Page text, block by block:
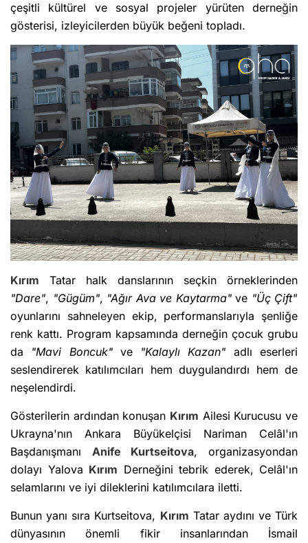
çeşitli kültürel ve sosyal projeler yürüten derneğin
gösterisi, izleyicilerden büyük beğeni topladı.
Kırım Tatar halk danslarının seçkin örneklerinden
"Dare", "Gügüm", "Ağır Ava ve Kaytarma"ve "Üç Çift"
oyunlarını sahneleyen ekip, performanslarıyla şenliğe
renk kattı. Program kapsamında derneğin çocuk grubu
da "Mavi Boncuk"ve "Kalaylı Kazan" adlı eserleri
seslendirerek katılımcıları hem duygulandırdı hem de
neşelendirdi.
Gösterilerin ardından konuşan Kırım Ailesi Kurucusu ve
Ukrayna'nın Ankara Büyükelçisi Nariman Celâl'ın
Başdanışmanı Anife Kurtseitova, organizasyondan
dolayı Yalova Kırım Derneğini tebrik ederek, Celâl'ın
selamlarını ve iyi dileklerini katılımcılara iletti.
Bunun yanı sıra Kurtseitova, Kırım Tatar aydını ve Türk
dünyasının önemli fikir insanlarından İsmail